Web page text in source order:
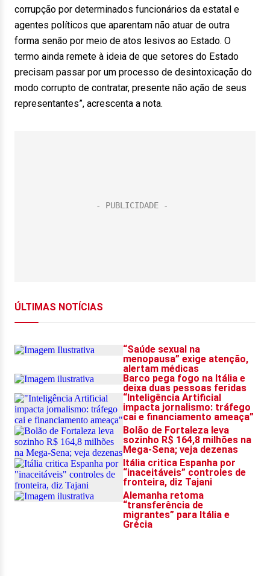
corrupção por determinados funcionários da estatal e
agentes políticos que aparentam não atuar de outra
forma senão por meio de atos lesivos ao Estado. O
termo ainda remete à ideia de que setores do Estado
precisam passar por um processo de desintoxicação do
modo corrupto de contratar, presente não ação de seus
representantes”, acrescenta a nota.